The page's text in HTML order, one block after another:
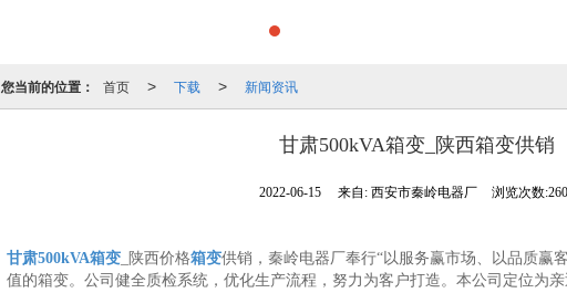
您当前的位置： 首页 > 下载 > 新闻资讯
甘肃500kVA箱变_陕西箱变供销
2022-06-15 来自:西安市秦岭电器厂 浏览次数
甘肃500kVA箱变_陕西价格箱变供销，秦岭电器厂奉行“以服务赢市场、以品质赢
值的箱变。公司健全质检系统，优化生产流程，努力为客户打造。本公司定位为